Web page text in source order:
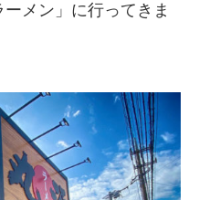
メン」に行ってきま